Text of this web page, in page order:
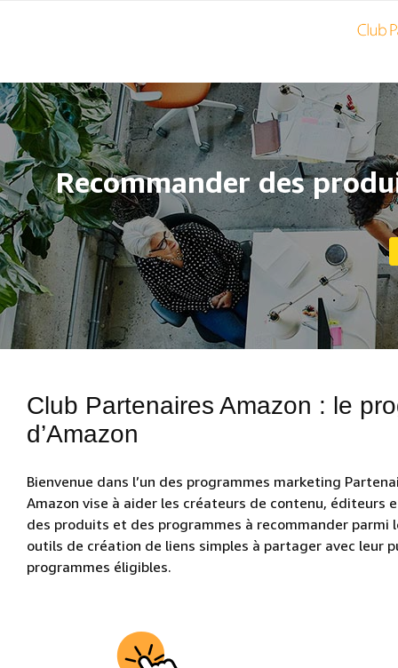
Recommander des
Club Partenaires Amazon : le
d’Amazon
Bienvenue dans l’un des programmes marketing
Amazon vise à aider les créateurs de contenu,
des produits et des programmes à recommander parmi
outils de création de liens simples à partager avec leur
programmes éligibles.